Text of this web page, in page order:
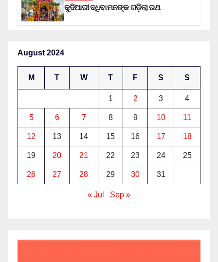
କୁଦିଆରୀ ଦଧିବାମନଙ୍କ ଗଡ଼ିଲା ରଥ
August 2024
M T W T F S S
1 2 3 4
5 6 7 8 9 10 11
12 13 14 15 16 17 18
19 20 21 22 23 24 25
26 27 28 29 30 31
« Jul Sep »